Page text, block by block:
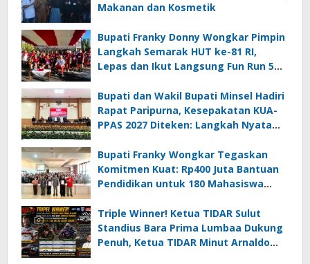
Makanan dan Kosmetik
Bupati Franky Donny Wongkar Pimpin
Langkah Semarak HUT ke-81 RI,
Lepas dan Ikut Langsung Fun Run 5
Bupati dan Wakil Bupati Minsel Hadiri
Rapat Paripurna, Kesepakatan KUA-
PPAS 2027 Diteken: Langkah Nyata
Bupati Franky Wongkar Tegaskan
Komitmen Kuat: Rp400 Juta Bantuan
Pendidikan untuk 180 Mahasiswa
Triple Winner! Ketua TIDAR Sulut
Standius Bara Prima Lumbaa Dukung
Penuh, Ketua TIDAR Minut Arnaldo